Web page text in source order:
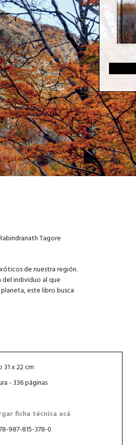
Tagore
de nuestra región.
del individuo al que
este libro busca
31 x 22 cm
- 336 páginas
ficha técnica acá
987-815-378-0